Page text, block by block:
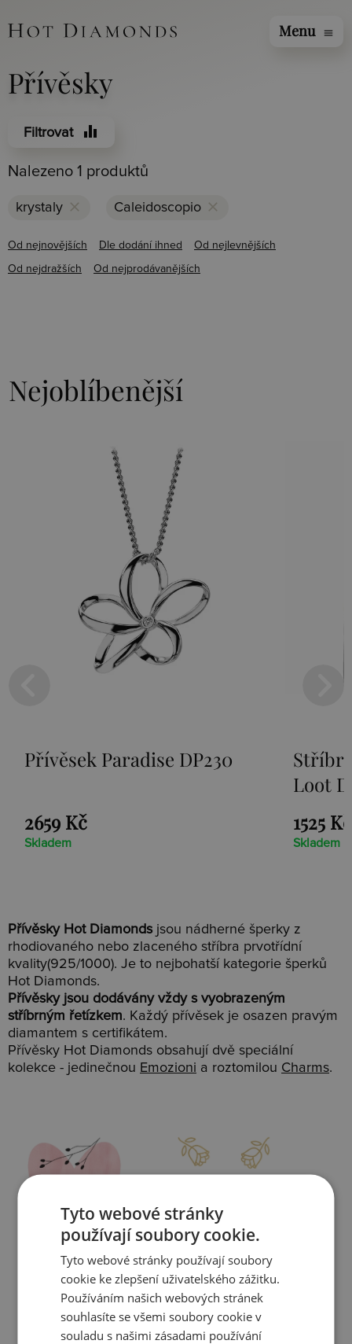
Menu menu
Přívěsky
Filtrovat equalizer
Nalezeno 1 produktů
krystaly clear Caleidoscopio clear
Od nejnovějších Dle dodání ihned Od nejlevnějších
Od nejdražších Od nejprodávanějších
Nejoblíbenější
Přívěsek Paradise DP230
2659 Kč
Skladem
Loot
1525 Kč
Skladem
Přívěsky Hot Diamonds jsou nádherné šperky z
rhodiovaného nebo zlaceného stříbra prvotřídní
kvality(925/1000). Je to nejbohatší kategorie šperků
Hot Diamonds.
Přívěsky jsou dodávány vždy s vyobrazeným
stříbrným řetízkem. Každý přívěsek je osazen pravým
diamantem s certifikátem.
Přívěsky Hot Diamonds obsahují dvě speciální
kolekce - jedinečnou Emozioni a roztomilou Charms.
Slevy
Zjistit více
Doprava
Zjistit více
Tyto webové stránky
používají soubory cookie.
Tyto webové stránky používají soubory
cookie ke zlepšení uživatelského zážitku.
Používáním našich webových stránek
souhlasíte se všemi soubory cookie v
souladu s našimi zásadami používání